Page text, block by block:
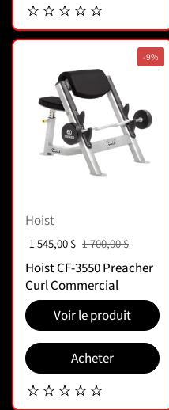
Hoist
Prix de vente :
1 545,00 $ Prix normal :
1 700,00 $
Hoist CF-3550 Preacher
Curl Commercial
Voir le produit
Acheter
-9%